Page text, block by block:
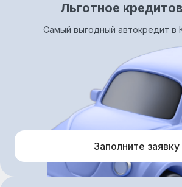
Льготное
Самый выгодный автокредит в
Заполните заявку